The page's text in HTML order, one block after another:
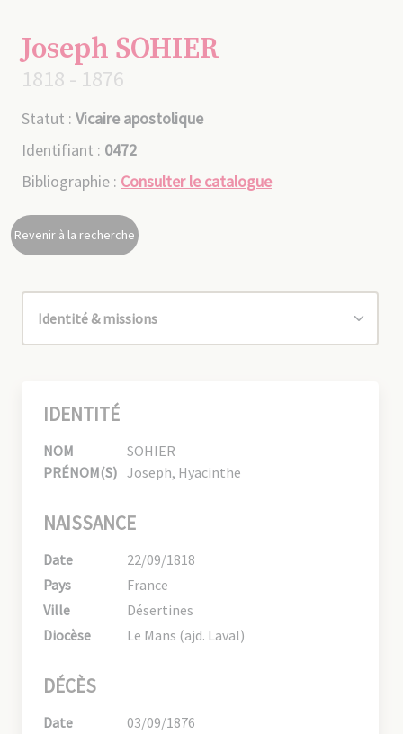
Joseph SOHIER
1818 - 1876
Statut : Vicaire apostolique
Identifiant : 0472
Bibliographie : Consulter le catalogue
Revenir à la recherche
IDENTITÉ
NOM
SOHIER
PRÉNOM(S) Joseph, Hyacinthe
NAISSANCE
Date
22/09/1818
Pays
France
Ville
Désertines
Diocèse
Le Mans (ajd. Laval)
DÉCÈS
Date
03/09/1876